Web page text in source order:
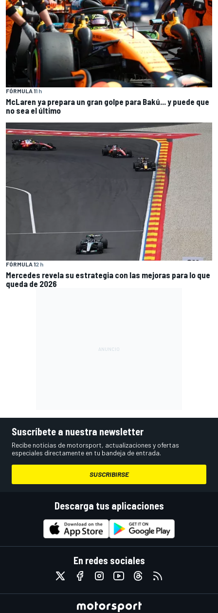
FÓRMULA 11 h
McLaren ya prepara un gran golpe para Bakú... y puede que
no sea el último
FÓRMULA 12 h
Mercedes revela su estrategia con las mejoras para lo que
queda de 2026
Suscríbete a nuestra newsletter
Recibe noticias de motorsport, actualizaciones y ofertas
especiales directamente en tu bandeja de entrada.
SUSCRIBIRSE
Descarga tus aplicaciones
En redes sociales